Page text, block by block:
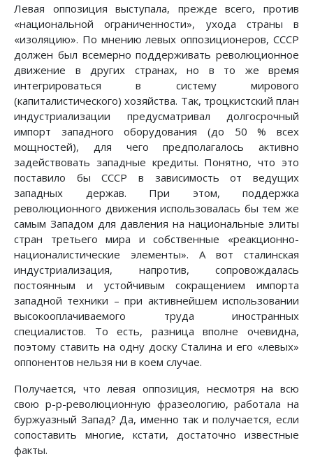
Левая оппозиция выступала, прежде всего, против
«национальной ограниченности», ухода страны в
«изоляцию». По мнению левых оппозиционеров, СССР
должен был всемерно поддерживать революционное
движение в других странах, но в то же время
интегрироваться в систему мирового
(капиталистического) хозяйства. Так, троцкистский план
индустриализации предусматривал долгосрочный
импорт западного оборудования (до 50 % всех
мощностей), для чего предполагалось активно
задействовать западные кредиты. Понятно, что это
поставило бы СССР в зависимость от ведущих
западных держав. При этом, поддержка
революционного движения использовалась бы тем же
самым Западом для давления на национальные элиты
стран третьего мира и собственные «реакционно-
националистические элементы». А вот сталинская
индустриализация, напротив, сопровождалась
постоянным и устойчивым сокращением импорта
западной техники – при активнейшем использовании
высокооплачиваемого труда иностранных
специалистов. То есть, разница вполне очевидна,
поэтому ставить на одну доску Сталина и его «левых»
оппонентов нельзя ни в коем случае.
Получается, что левая оппозиция, несмотря на всю
свою р-р-революционную фразеологию, работала на
буржуазный Запад? Да, именно так и получается, если
сопоставить многие, кстати, достаточно известные
факты.